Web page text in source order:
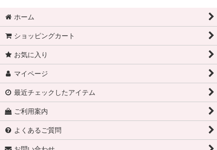
ホーム
ショッピングカート
お気に入り
マイページ
最近チェックしたアイテム
ご利用案内
よくあるご質問